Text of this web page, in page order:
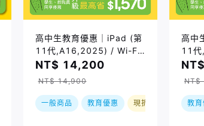
高中生教育優惠｜iPad (第
11代,A16,2025) / Wi-Fi
/ 128GB / 11 吋 / 四色｜
預購，到貨後依訂單順序出
NT$ 14,200
NT$ 14,900
一般商品 教育優惠 現折
高中
11
/
預
NT$
教育